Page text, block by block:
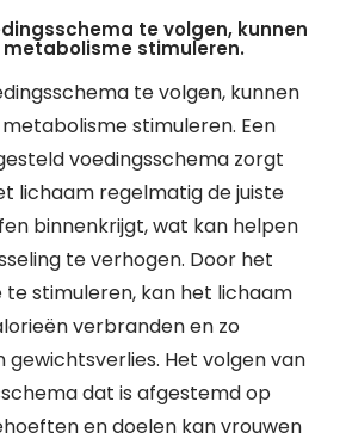
te volgen, kunnen
metabolisme stimuleren.
te volgen, kunnen
stimuleren. Een
voedingsschema zorgt
lichaam regelmatig de juiste
binnenkrijgt, wat kan helpen
te verhogen. Door het
stimuleren, kan het lichaam
verbranden en zo
gewichtsverlies. Het volgen van
dat is afgestemd op
en doelen kan vrouwen